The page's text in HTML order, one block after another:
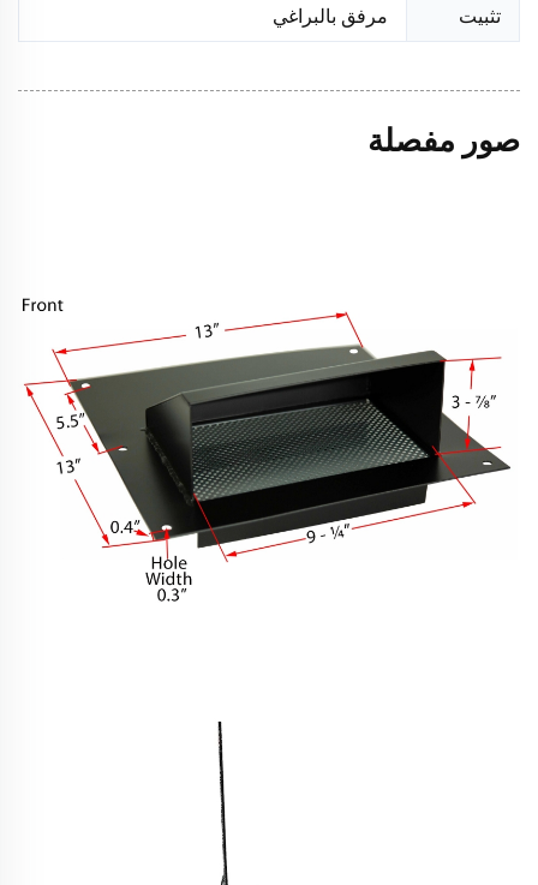
تثبيت مرفق بالبراغي
صور مفصلة